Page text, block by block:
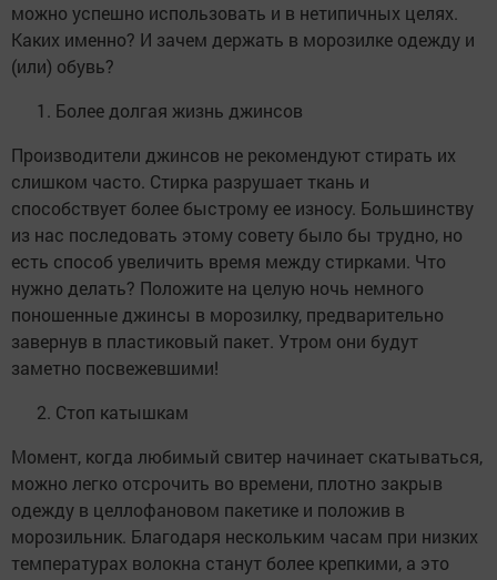
можно успешно использовать и в нетипичных целях.
Каких именно? И зачем держать в морозилке одежду и
(или) обувь?
Более долгая жизнь джинсов
Производители джинсов не рекомендуют стирать их
слишком часто. Стирка разрушает ткань и
способствует более быстрому ее износу. Большинству
из нас последовать этому совету было бы трудно, но
есть способ увеличить время между стирками. Что
нужно делать? Положите на целую ночь немного
поношенные джинсы в морозилку, предварительно
завернув в пластиковый пакет. Утром они будут
заметно посвежевшими!
Стоп катышкам
Момент, когда любимый свитер начинает скатываться,
можно легко отсрочить во времени, плотно закрыв
одежду в целлофановом пакетике и положив в
морозильник. Благодаря нескольким часам при низких
температурах волокна станут более крепкими, а это